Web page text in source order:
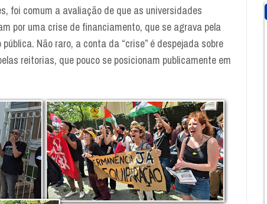
foi comum a avaliação de que as universidades
por uma crise de financiamento, que se agrava pela
Não raro, a conta da “crise” é despejada sobre
reitorias, que pouco se posicionam publicamente em